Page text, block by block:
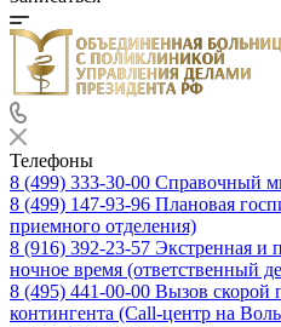
Телефоны
8 (499) 333-30-00 Справочный
8 (499) 147-93-96 Плановая
приемного отделения)
8 (916) 392-23-57 Экстренная и
ночное время (ответственный
8 (495) 441-00-00 Вызов скорой
контингента (Call-центр на